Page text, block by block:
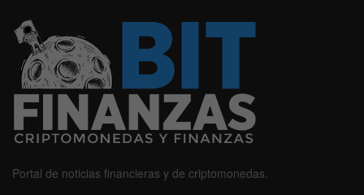
Portal de noticias financieras y de criptomonedas.